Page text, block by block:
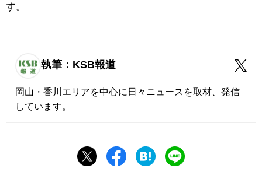
す。
執筆：KSB報道
岡山・香川エリアを中心に日々ニュースを取材、発信
しています。